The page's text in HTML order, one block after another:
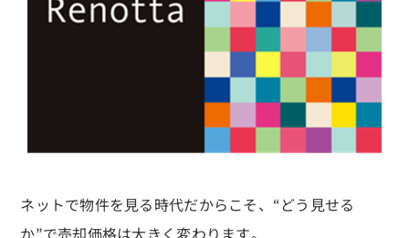
ネットで物件を見る時代だからこそ、“どう見せる
か”で売却価格は大きく変わります。